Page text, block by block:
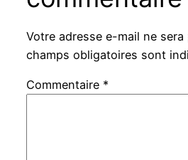
Votre adresse e-mail ne sera
champs obligatoires sont
Commentaire *